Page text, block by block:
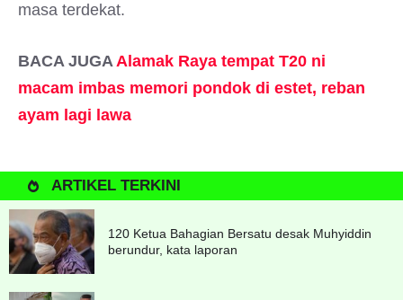
masa terdekat.
BACA JUGAAlamak Raya tempat T20 ni
macam imbas memori pondok di estet, reban
ayam lagi lawa
ARTIKEL TERKINI
120 Ketua Bahagian Bersatu desak Muhyiddin
berundur, kata laporan